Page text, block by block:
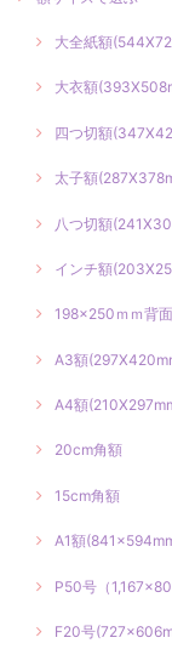
大全紙額
大衣額
四つ切額
太子額
八つ切額
インチ額
198×250ｍｍ背
A3額
A4額
20cm角額
15cm角額
A1額
P50号（
F20号